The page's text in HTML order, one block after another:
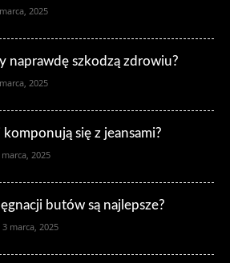
2025
naprawdę szkodzą zdrowiu?
2025
się z jeansami?
2025
butów są najlepsze?
marca, 2025